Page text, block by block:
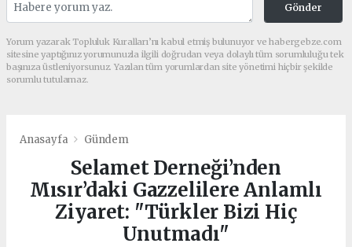
Gönder
Yorum yazarak Topluluk Kuralları’nı kabul etmiş bulunuyor ve habergebze.com
sitesine yaptığınız yorumunuzla ilgili doğrudan veya dolaylı tüm sorumluluğu tek
başınıza üstleniyorsunuz. Yazılan tüm yorumlardan site yönetimi hiçbir şekilde
sorumlu tutulamaz.
Anasayfa Gündem
Selamet Derneği’nden
Mısır’daki Gazzelilere Anlamlı
Ziyaret: "Türkler Bizi Hiç
Unutmadı"